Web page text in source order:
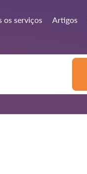
os serviços Artigos